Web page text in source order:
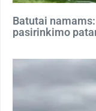
Batutai
pasirinkimo